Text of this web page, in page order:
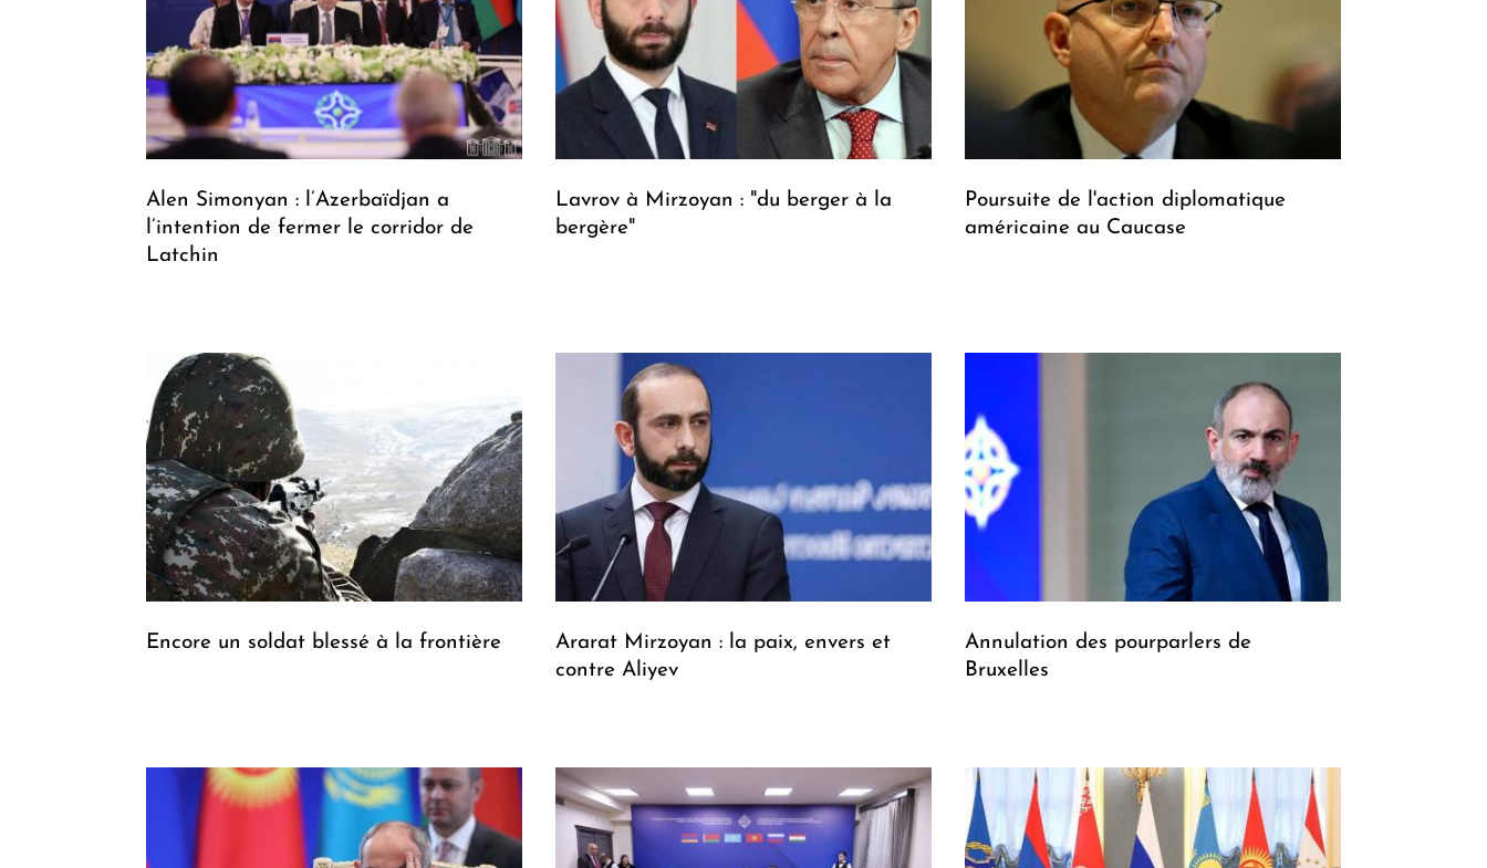
Alen Simonyan : l’Azerbaïdjan a
l’intention de fermer le corridor de
Latchin
Lavrov à Mirzoyan : "du berger à la
bergère"
Poursuite de l'action diplomatique
américaine au Caucase
Encore un soldat blessé à la frontière
Ararat Mirzoyan : la paix, envers et
contre Aliyev
Annulation des pourparlers de
Bruxelles